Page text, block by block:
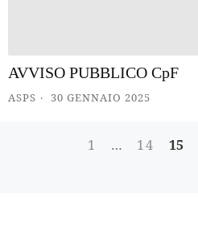
AVVISO PUBBLICO CpF
ASPS 30 GENNAIO 2025
1 … 14 15